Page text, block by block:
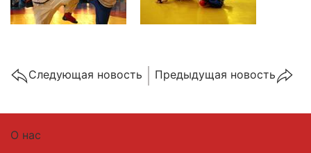
Cледующая новость Предыдущая новость
О нас